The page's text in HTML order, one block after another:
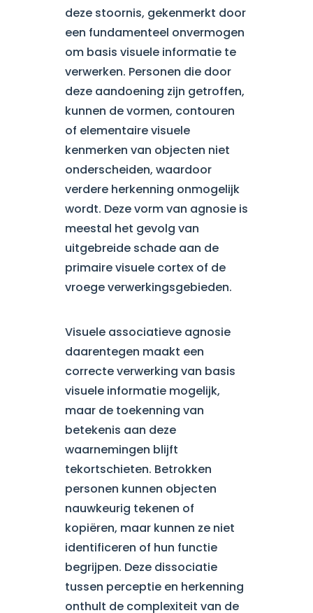
deze stoornis, gekenmerkt door
een fundamenteel onvermogen
om basis visuele informatie te
verwerken. Personen die door
deze aandoening zijn getroffen,
kunnen de vormen, contouren
of elementaire visuele
kenmerken van objecten niet
onderscheiden, waardoor
verdere herkenning onmogelijk
wordt. Deze vorm van agnosie is
meestal het gevolg van
uitgebreide schade aan de
primaire visuele cortex of de
vroege verwerkingsgebieden.
Visuele associatieve agnosie
daarentegen maakt een
correcte verwerking van basis
visuele informatie mogelijk,
maar de toekenning van
betekenis aan deze
waarnemingen blijft
tekortschieten. Betrokken
personen kunnen objecten
nauwkeurig tekenen of
kopiëren, maar kunnen ze niet
identificeren of hun functie
begrijpen. Deze dissociatie
tussen perceptie en herkenning
onthult de complexiteit van de